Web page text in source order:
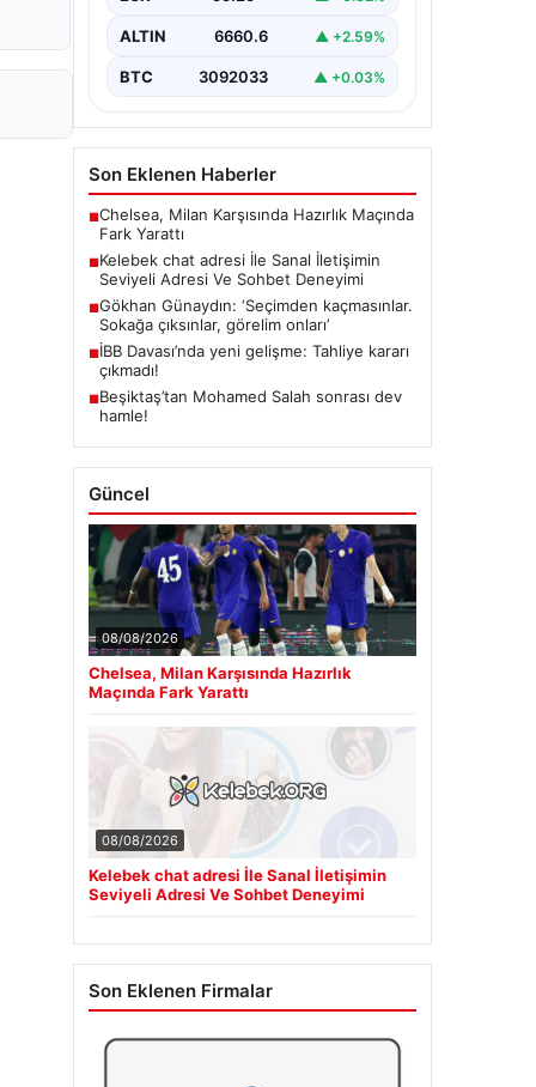
bir biçimde irtibat kurması kritik bir
olarak…
ALTIN 6660.6 ▲ +2.59%
BTC 3092033 ▲ +0.03%
Son Eklenen Haberler
■Chelsea, Milan Karşısında Hazırlık Maçında
Fark Yarattı
■Kelebek chat adresi İle Sanal İletişimin
Seviyeli Adresi Ve Sohbet Deneyimi
■Gökhan Günaydın: ‘Seçimden kaçmasınlar.
Sokağa çıksınlar, görelim onları’
■İBB Davası’nda yeni gelişme: Tahliye kararı
çıkmadı!
■Beşiktaş’tan Mohamed Salah sonrası dev
hamle!
Güncel
08/08/2026
Chelsea, Milan Karşısında Hazırlık
Maçında Fark Yarattı
08/08/2026
Kelebek chat adresi İle Sanal İletişimin
Seviyeli Adresi Ve Sohbet Deneyimi
Son Eklenen Firmalar